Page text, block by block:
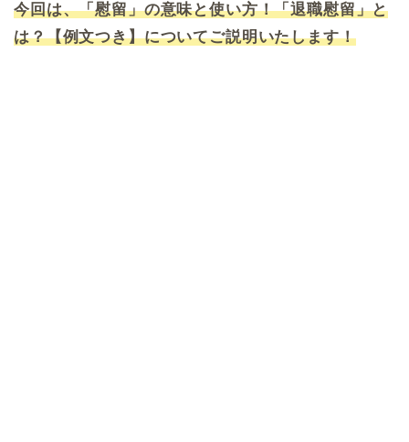
今回は、「慰留」の意味と使い方！「退職慰留」と
は？【例文つき】についてご説明いたします！